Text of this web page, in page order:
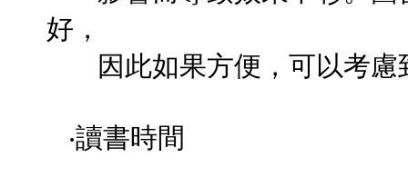
好，
因此如果方便，可以考慮
‧讀書時間